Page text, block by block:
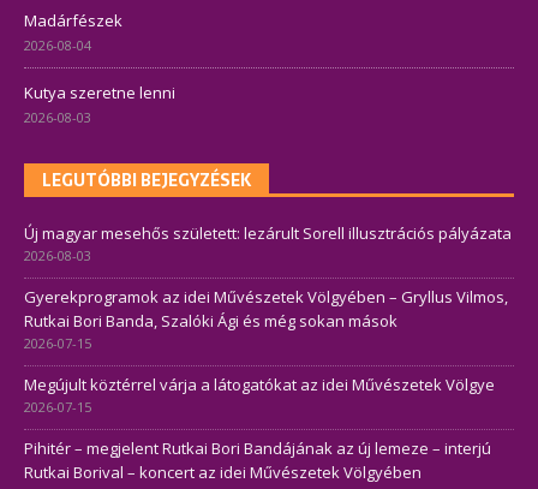
Madárfészek
2026-08-04
Kutya szeretne lenni
2026-08-03
LEGUTÓBBI BEJEGYZÉSEK
Új magyar mesehős született: lezárult Sorell illusztrációs pályázata
2026-08-03
Gyerekprogramok az idei Művészetek Völgyében – Gryllus Vilmos,
Rutkai Bori Banda, Szalóki Ági és még sokan mások
2026-07-15
Megújult köztérrel várja a látogatókat az idei Művészetek Völgye
2026-07-15
Pihitér – megjelent Rutkai Bori Bandájának az új lemeze – interjú
Rutkai Borival – koncert az idei Művészetek Völgyében